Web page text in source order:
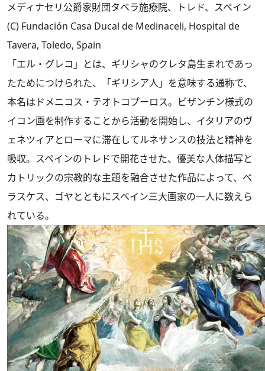
メディナセリ公爵家財団タベラ施療院、トレド、スペイン
(C) Fundación Casa Ducal de Medinaceli, Hospital de
Tavera, Toledo, Spain
「エル・グレコ」とは、ギリシャのクレタ島生まれであっ
たためにつけられた、「ギリシア人」を意味する通称で、
本名はドメニコス・テオトコプーロス。ビザンチン様式の
イコン画を制作することから活動を開始し、イタリアのヴ
ェネツィアとローマに滞在してルネサンスの技法と精神を
吸収。スペインのトレドで開花させた、優美な人体描写と
カトリックの宗教的な主題を融合させた作品によって、ベ
ラスケス、ゴヤとともにスペイン三大画家の一人に数えら
れている。